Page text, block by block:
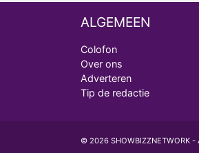
ALGEMEEN
Colofon
Over ons
Adverteren
Tip de redactie
© 2026 SHOWBIZZNETWORK -